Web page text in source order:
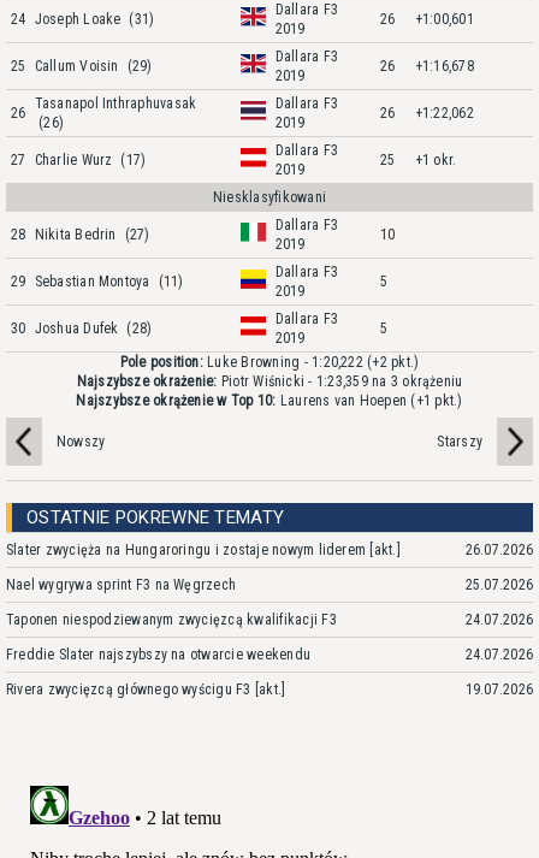
24 Joseph Loake (31)
Dallara F3
2019
26 +1:00,601
25 Callum Voisin (29)
Dallara F3
2019
26 +1:16,678
26
Tasanapol Inthraphuvasak
(26)
Dallara F3
2019
26 +1:22,062
27 Charlie Wurz (17)
Dallara F3
2019
25 +1 okr.
Niesklasyfikowani
28 Nikita Bedrin (27)
Dallara F3
2019
10
29 Sebastian Montoya (11)
Dallara F3
2019
5
30 Joshua Dufek (28)
Dallara F3
2019
5
Pole position:Luke Browning - 1:20,222 (+2 pkt.)
Najszybsze okrażenie: Piotr Wiśnicki - 1:23,359 na 3 okrążeniu
Najszybsze okrążenie w Top 10: Laurens van Hoepen (+1 pkt.)
Nowszy Starszy
OSTATNIE POKREWNE TEMATY
Slater zwycięża na Hungaroringu i zostaje nowym liderem [akt.] 26.07.2026
Nael wygrywa sprint F3 na Węgrzech 25.07.2026
Taponen niespodziewanym zwycięzcą kwalifikacji F3 24.07.2026
Freddie Slater najszybszy na otwarcie weekendu 24.07.2026
Rivera zwycięzcą głównego wyścigu F3 [akt.] 19.07.2026